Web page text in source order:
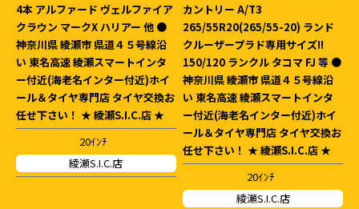
4本 アルファード ヴェルファイア
クラウン マークX ハリアー 他 ●
神奈川県 綾瀬市 県道４５号線沿
い 東名高速 綾瀬スマートインタ
ー付近(海老名インター付近)ホイ
ール＆タイヤ専門店 タイヤ交換お
任せ下さい！ ★ 綾瀬S.I.C.店 ★
20ｲﾝﾁ
綾瀬S.I.C.店
カントリー A/T3
265/55R20(265/55-20) ランド
クルーザープラド専用サイズ!!
150/120 ランクル タコマ FJ 等 ●
神奈川県 綾瀬市 県道４５号線沿
い 東名高速 綾瀬スマートインタ
ー付近(海老名インター付近)ホイ
ール＆タイヤ専門店 タイヤ交換お
任せ下さい！ ★ 綾瀬S.I.C.店 ★
20ｲﾝﾁ
綾瀬S.I.C.店